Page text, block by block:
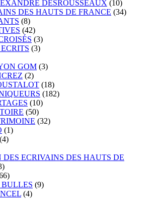
DESROUSSEAUX (10)
DES HAUTS DE FRANCE (34)
(8)
(42)
(3)
(3)
GOM (3)
(2)
(18)
(182)
(10)
(50)
(32)
(1)
(4)
DES ECRIVAINS DES HAUTS DE
(9)
(4)